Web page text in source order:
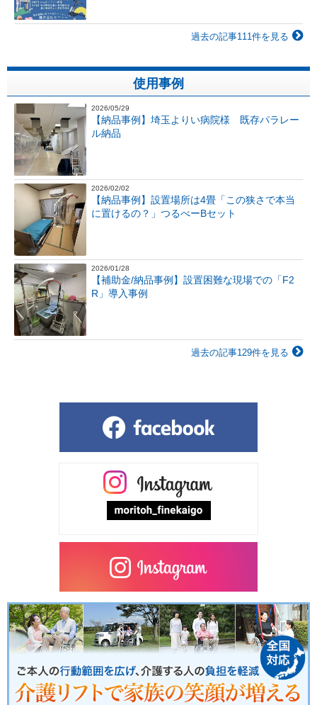
過去の記事111件を見る
使用事例
2026/05/29
【納品事例】埼玉よりい病院様 既存パラレー
ル納品
2026/02/02
【納品事例】設置場所は4畳「この狭さで本当
に置けるの？」つるべーBセット
2026/01/28
【補助金/納品事例】設置困難な現場での「F2
R」導入事例
過去の記事129件を見る